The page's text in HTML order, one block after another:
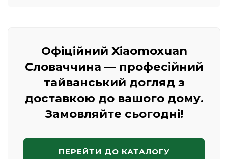
Офіційний Xiaomoxuan
Словаччина — професійний
тайванський догляд з
доставкою до вашого дому.
Замовляйте сьогодні!
ПЕРЕЙТИ ДО КАТАЛОГУ